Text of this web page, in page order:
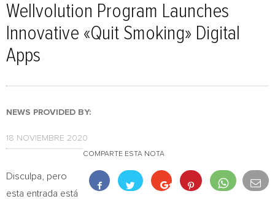
Wellvolution Program Launches
Innovative «Quit Smoking» Digital
Apps
NEWS PROVIDED BY:
18 NOVIEMBRE 2020
COMPARTE ESTA NOTA
Disculpa, pero
esta entrada está